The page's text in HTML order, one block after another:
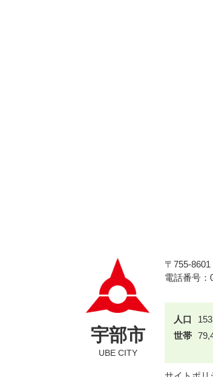
宇部市
UBE CITY
〒755-
電話番号
人口
世帯